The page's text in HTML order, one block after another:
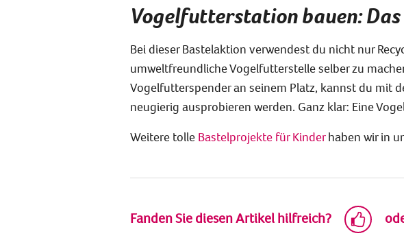
Vogelfutterstation bauen:
Bei dieser Bastelaktion verwendest du nicht nur
umweltfreundliche Vogelfutterstelle selber zu
Vogelfutterspender an seinem Platz, kannst du mit
neugierig ausprobieren werden. Ganz klar: Eine
Weitere tolle Bastelprojekte für Kinderhaben wir in
Fanden Sie diesen Artikel hilfreich?